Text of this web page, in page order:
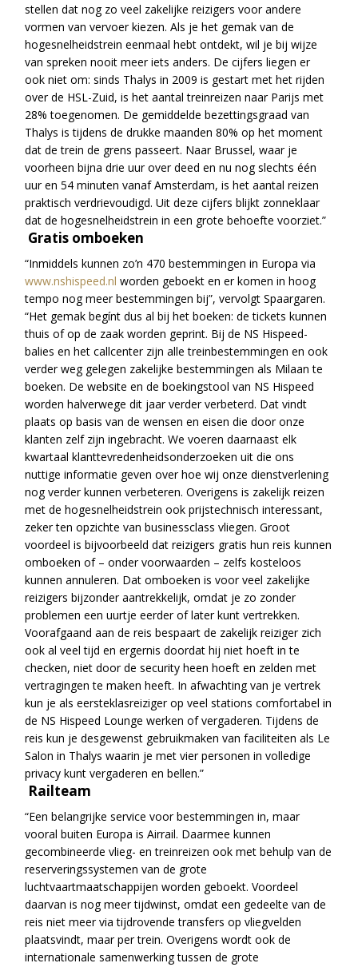
stellen dat nog zo veel zakelijke reizigers voor andere
vormen van vervoer kiezen. Als je het gemak van de
hogesnelheidstrein eenmaal hebt ontdekt, wil je bij wijze
van spreken nooit meer iets anders. De cijfers liegen er
ook niet om: sinds Thalys in 2009 is gestart met het rijden
over de HSL-Zuid, is het aantal treinreizen naar Parijs met
28% toegenomen. De gemiddelde bezettingsgraad van
Thalys is tijdens de drukke maanden 80% op het moment
dat de trein de grens passeert. Naar Brussel, waar je
voorheen bijna drie uur over deed en nu nog slechts één
uur en 54 minuten vanaf Amsterdam, is het aantal reizen
praktisch verdrievoudigd. Uit deze cijfers blijkt zonneklaar
dat de hogesnelheidstrein in een grote behoefte voorziet.”
Gratis omboeken
“Inmiddels kunnen zo’n 470 bestemmingen in Europa via
www.nshispeed.nl worden geboekt en er komen in hoog
tempo nog meer bestemmingen bij”, vervolgt Spaargaren.
“Het gemak begínt dus al bij het boeken: de tickets kunnen
thuis of op de zaak worden geprint. Bij de NS Hispeed-
balies en het callcenter zijn alle treinbestemmingen en ook
verder weg gelegen zakelijke bestemmingen als Milaan te
boeken. De website en de boekingstool van NS Hispeed
worden halverwege dit jaar verder verbeterd. Dat vindt
plaats op basis van de wensen en eisen die door onze
klanten zelf zijn ingebracht. We voeren daarnaast elk
kwartaal klanttevredenheidsonderzoeken uit die ons
nuttige informatie geven over hoe wij onze dienstverlening
nog verder kunnen verbeteren. Overigens is zakelijk reizen
met de hogesnelheidstrein ook prijstechnisch interessant,
zeker ten opzichte van businessclass vliegen. Groot
voordeel is bijvoorbeeld dat reizigers gratis hun reis kunnen
omboeken of – onder voorwaarden – zelfs kosteloos
kunnen annuleren. Dat omboeken is voor veel zakelijke
reizigers bijzonder aantrekkelijk, omdat je zo zonder
problemen een uurtje eerder of later kunt vertrekken.
Voorafgaand aan de reis bespaart de zakelijk reiziger zich
ook al veel tijd en ergernis doordat hij niet hoeft in te
checken, niet door de security heen hoeft en zelden met
vertragingen te maken heeft. In afwachting van je vertrek
kun je als eersteklasreiziger op veel stations comfortabel in
de NS Hispeed Lounge werken of vergaderen. Tijdens de
reis kun je desgewenst gebruikmaken van faciliteiten als Le
Salon in Thalys waarin je met vier personen in volledige
privacy kunt vergaderen en bellen.”
Railteam
“Een belangrijke service voor bestemmingen in, maar
vooral buiten Europa is Airrail. Daarmee kunnen
gecombineerde vlieg- en treinreizen ook met behulp van de
reserveringssystemen van de grote
luchtvaartmaatschappijen worden geboekt. Voordeel
daarvan is nog meer tijdwinst, omdat een gedeelte van de
reis niet meer via tijdrovende transfers op vliegvelden
plaatsvindt, maar per trein. Overigens wordt ook de
internationale samenwerking tussen de grote